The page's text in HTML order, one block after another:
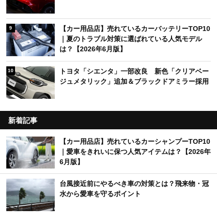
9
【カー用品店】売れているカーバッテリーTOP10
｜夏のトラブル対策に選ばれている人気モデル
は？【2026年6月版】
10
トヨタ「シエンタ」一部改良 新色「クリアベー
ジュメタリック」追加＆ブラックドアミラー採用
新着記事
【カー用品店】売れているカーシャンプーTOP10
｜愛車をきれいに保つ人気アイテムは？【2026年
6月版】
台風接近前にやるべき車の対策とは？飛来物・冠
水から愛車を守るポイント